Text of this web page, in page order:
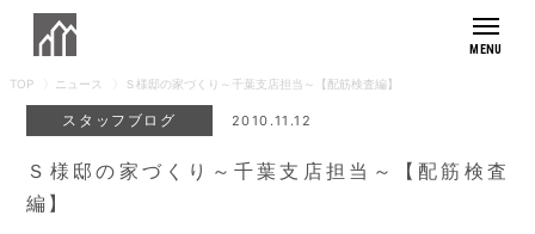
もりぞうの想い
モデルハウス
TOP ニュース Ｓ様邸の家づくり～千葉支店担当～【配筋検査編】
スタッフブログ 2010.11.12
Ｓ様邸の家づくり～千葉支店担当～【配筋検査
編】